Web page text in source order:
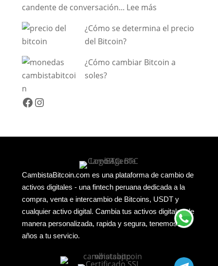
candente de conversación... Lee más:
ventajas
invertir
¿Cómo se determina el precio
del Bitcoin?
¿Cómo cambiar Bitcoin a
soles?
Facebook
Instagram
CambistaBitcoin.com es una plataforma de cambio de
activos digitales - una fintech peruana dedicada a la
compra, venta e intercambio de Bitcoins, USDT y
cualquier activo digital. Cambia tus activos digitales de
manera personalizada, rapida y segura, tenemos 12
años a tu servicio.